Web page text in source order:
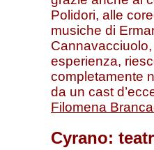
Polidori, alle
musiche di
esperienza,
completamente
da un cast
Filomena
Cyrano: